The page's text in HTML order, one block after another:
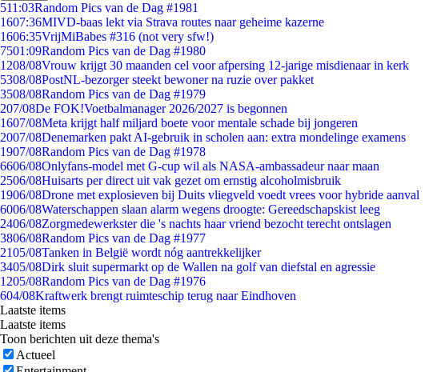
511:03Random Pics van de Dag #1981
1607:36MIVD-baas lekt via Strava routes naar geheime kazerne
1606:35VrijMiBabes #316 (not very sfw!)
7501:09Random Pics van de Dag #1980
1208/08Vrouw krijgt 30 maanden cel voor afpersing 12-jarige misdienaar in kerk
5308/08PostNL-bezorger steekt bewoner na ruzie over pakket
3508/08Random Pics van de Dag #1979
207/08De FOK!Voetbalmanager 2026/2027 is begonnen
1607/08Meta krijgt half miljard boete voor mentale schade bij jongeren
2007/08Denemarken pakt AI-gebruik in scholen aan: extra mondelinge examens
1907/08Random Pics van de Dag #1978
6606/08Onlyfans-model met G-cup wil als NASA-ambassadeur naar maan
2506/08Huisarts per direct uit vak gezet om ernstig alcoholmisbruik
1906/08Drone met explosieven bij Duits vliegveld voedt vrees voor hybride aanval
6006/08Waterschappen slaan alarm wegens droogte: Gereedschapskist leeg
2406/08Zorgmedewerkster die 's nachts haar vriend bezocht terecht ontslagen
3806/08Random Pics van de Dag #1977
2105/08Tanken in België wordt nóg aantrekkelijker
3405/08Dirk sluit supermarkt op de Wallen na golf van diefstal en agressie
1205/08Random Pics van de Dag #1976
604/08Kraftwerk brengt ruimteschip terug naar Eindhoven
Laatste items
Laatste items
Toon berichten uit deze thema's
Actueel